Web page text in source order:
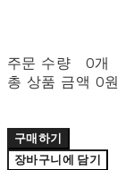
주문 수량
0개
총 상품 금액 0원
구매하기
장바구니에 담기